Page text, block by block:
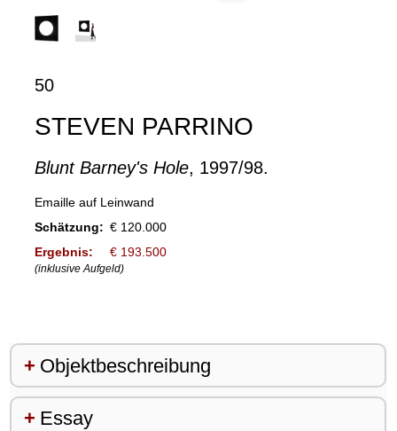
50
STEVEN PARRINO
Blunt Barney's Hole, 1997/98.
Emaille auf Leinwand
Schätzung: € 120.000
Ergebnis:
€ 193.500
(inklusive Aufgeld)
Objektbeschreibung
Essay